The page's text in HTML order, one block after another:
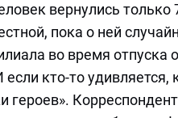
вернулись только
пока о ней
во время
кто-то удивляется,
героев».